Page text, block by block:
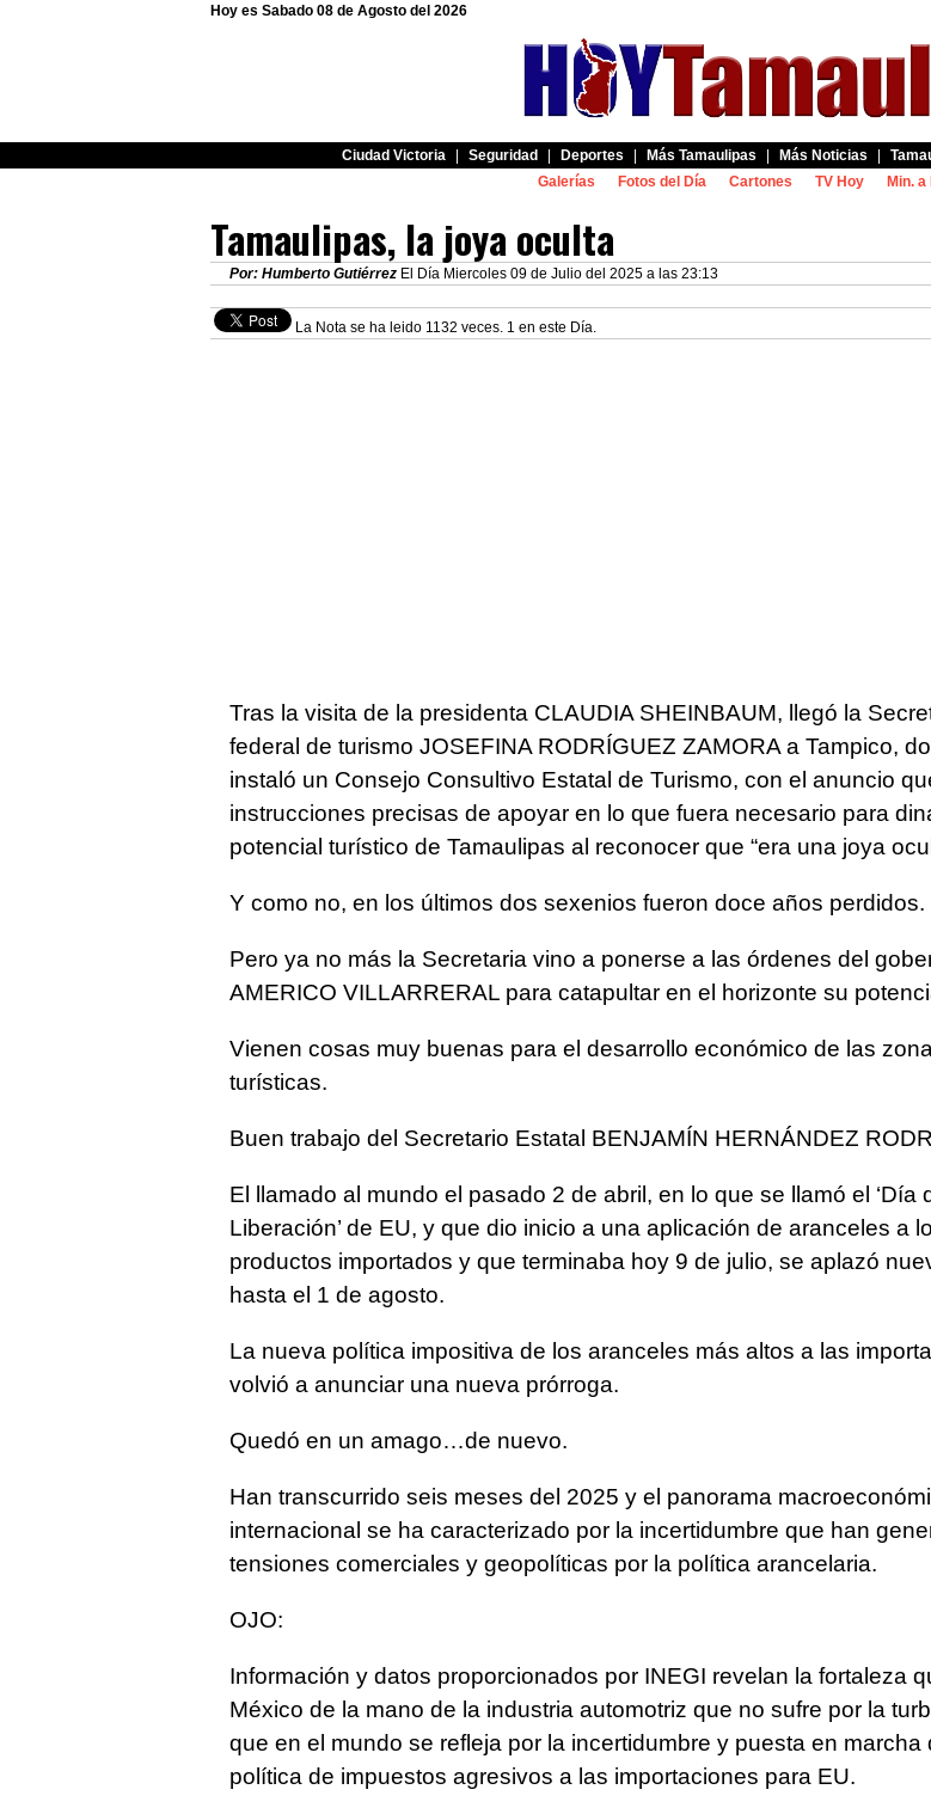
Hoy es Sabado 08 de Agosto del 2026
Ciudad Victoria Seguridad Deportes Más Tamaulipas Más Noticias
Galerías
Fotos del Día Cartones TV Hoy Min. a
Tamaulipas, la joya oculta
Por: Humberto Gutiérrez El Día Miercoles 09 de Julio del 2025 a las 23:13
La Nota se ha leido 1132 veces. 1 en este Día.
Tras la visita de la presidenta CLAUDIA SHEINBAUM, llegó la
federal de turismo JOSEFINA RODRÍGUEZ ZAMORA a Tampico,
instaló un Consejo Consultivo Estatal de Turismo, con el anuncio
instrucciones precisas de apoyar en lo que fuera necesario para
potencial turístico de Tamaulipas al reconocer que “era una joya
Y como no, en los últimos dos sexenios fueron doce años perdidos.
Pero ya no más la Secretaria vino a ponerse a las órdenes del
AMERICO VILLARRERAL para catapultar en el horizonte su
Vienen cosas muy buenas para el desarrollo económico de las
turísticas.
Buen trabajo del Secretario Estatal BENJAMÍN HERNÁNDEZ
El llamado al mundo el pasado 2 de abril, en lo que se llamó el ‘Día
Liberación’ de EU, y que dio inicio a una aplicación de aranceles a
productos importados y que terminaba hoy 9 de julio, se aplazó
hasta el 1 de agosto.
La nueva política impositiva de los aranceles más altos a las
volvió a anunciar una nueva prórroga.
Quedó en un amago…de nuevo.
Han transcurrido seis meses del 2025 y el panorama
internacional se ha caracterizado por la incertidumbre que han
tensiones comerciales y geopolíticas por la política arancelaria.
OJO:
Información y datos proporcionados por INEGI revelan la fortaleza
México de la mano de la industria automotriz que no sufre por la
que en el mundo se refleja por la incertidumbre y puesta en marcha
política de impuestos agresivos a las importaciones para EU.